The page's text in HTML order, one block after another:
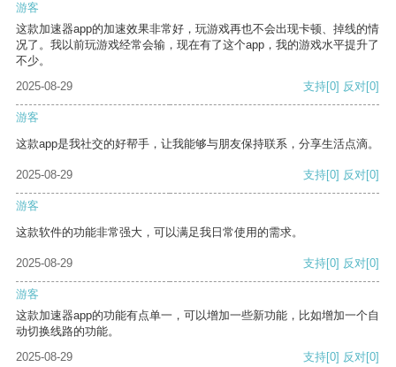
游客
这款加速器app的加速效果非常好，玩游戏再也不会出现卡顿、掉线的情
况了。我以前玩游戏经常会输，现在有了这个app，我的游戏水平提升了
不少。
2025-08-29
支持[0] 反对[0]
游客
这款app是我社交的好帮手，让我能够与朋友保持联系，分享生活点滴。
2025-08-29 支持[0] 反对[0]
游客
这款软件的功能非常强大，可以满足我日常使用的需求。
2025-08-29 支持[0] 反对[0]
游客
这款加速器app的功能有点单一，可以增加一些新功能，比如增加一个自
动切换线路的功能。
2025-08-29
支持[0] 反对[0]